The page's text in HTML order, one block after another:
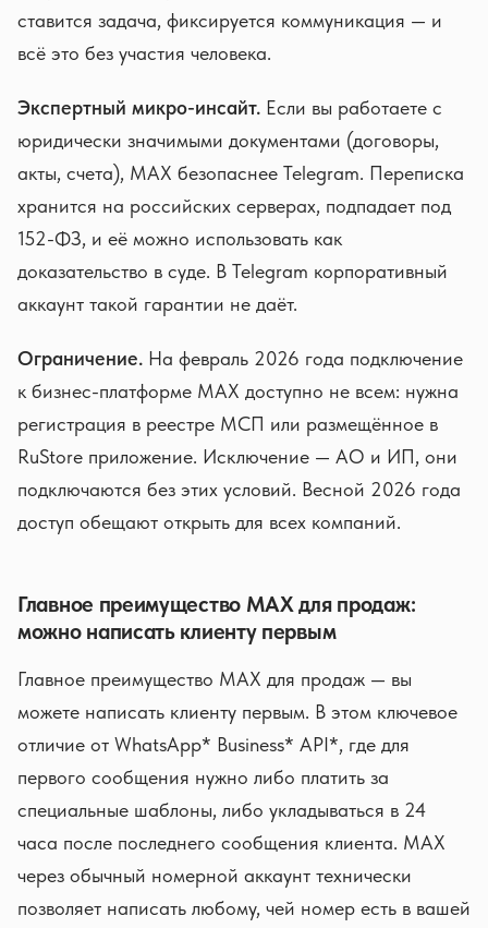
ставится задача, фиксируется коммуникация — и
всё это без участия человека.
Экспертный микро-инсайт. Если вы работаете с
юридически значимыми документами (договоры,
акты, счета), MAX безопаснее Telegram. Переписка
хранится на российских серверах, подпадает под
152-ФЗ, и её можно использовать как
доказательство в суде. В Telegram корпоративный
аккаунт такой гарантии не даёт.
Ограничение. На февраль 2026 года подключение
к бизнес-платформе MAX доступно не всем: нужна
регистрация в реестре МСП или размещённое в
RuStore приложение. Исключение — АО и ИП, они
подключаются без этих условий. Весной 2026 года
доступ обещают открыть для всех компаний.
Главное преимущество MAX для продаж:
можно написать клиенту первым
Главное преимущество MAX для продаж — вы
можете написать клиенту первым. В этом ключевое
отличие от WhatsApp* Business* API*, где для
первого сообщения нужно либо платить за
специальные шаблоны, либо укладываться в 24
часа после последнего сообщения клиента. MAX
через обычный номерной аккаунт технически
позволяет написать любому, чей номер есть в вашей